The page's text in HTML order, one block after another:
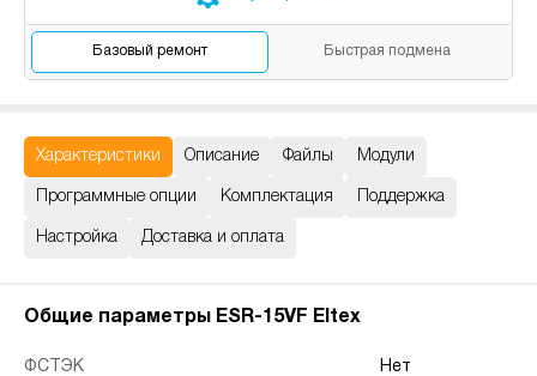
Базовый ремонт Быстрая подмена
Характеристики Описание Файлы Модули
Программные опции Комплектация Поддержка
Настройка Доставка и оплата
Общие параметры ESR-15VF Eltex
ФСТЭК Нет